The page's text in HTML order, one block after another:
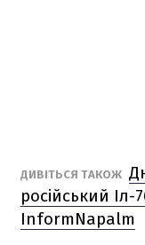
ДИВІТЬСЯ ТАКОЖ
російський
InformNapalm